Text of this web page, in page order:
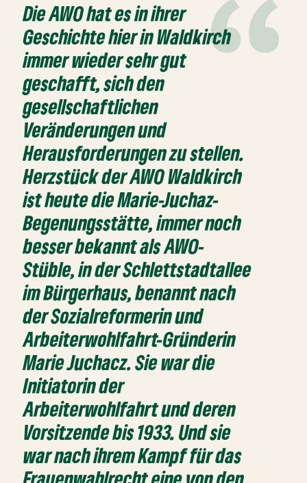
Die AWO hat es in ihrer
Geschichte hier in Waldkirch
immer wieder sehr gut
geschafft, sich den
gesellschaftlichen
Veränderungen und
Herausforderungen zu stellen.
Herzstück der AWO Waldkirch
ist heute die Marie-Juchaz-
Begenungsstätte, immer noch
besser bekannt als AWO-
Stüble, in der Schlettstadtallee
im Bürgerhaus, benannt nach
der Sozialreformerin und
Arbeiterwohlfahrt-Gründerin
Marie Juchacz. Sie war die
Initiatorin der
Arbeiterwohlfahrt und deren
Vorsitzende bis 1933. Und sie
war nach ihrem Kampf für das